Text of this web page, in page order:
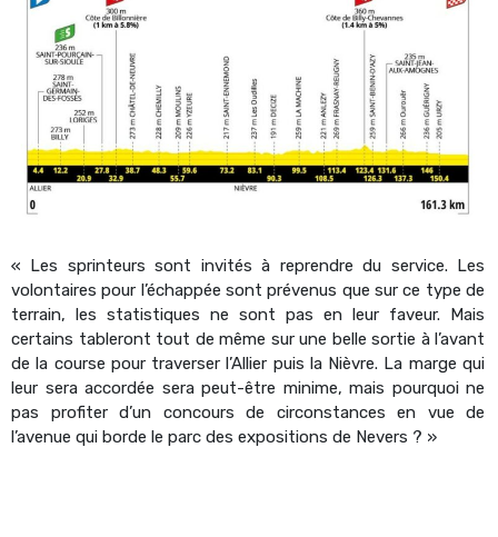
« Les sprinteurs sont invités à reprendre du service. Les
volontaires pour l’échappée sont prévenus que sur ce type de
terrain, les statistiques ne sont pas en leur faveur. Mais
certains tableront tout de même sur une belle sortie à l’avant
de la course pour traverser l’Allier puis la Nièvre. La marge qui
leur sera accordée sera peut-être minime, mais pourquoi ne
pas profiter d’un concours de circonstances en vue de
l’avenue qui borde le parc des expositions de Nevers ? »